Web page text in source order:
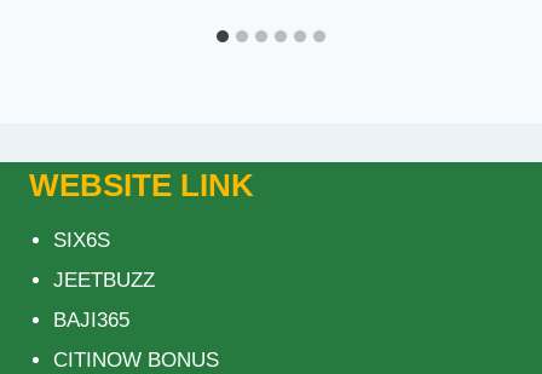
WEBSITE LINK
SIX6S
JEETBUZZ
BAJI365
CITINOW BONUS